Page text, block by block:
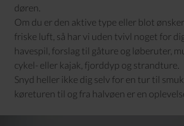
døren.
Om du er den aktive type eller blot
friske luft, så har vi uden tvivl noget for
havespil, forslag til gåture og løberuter,
cykel- eller kajak, fjorddyp og strandture.
Snyd heller ikke dig selv for en tur til
køreturen til og fra halvøen er en